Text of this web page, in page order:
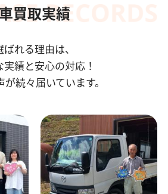
車買取実績
ばれる理由は、
実績と安心の対応！
が続々届いています。